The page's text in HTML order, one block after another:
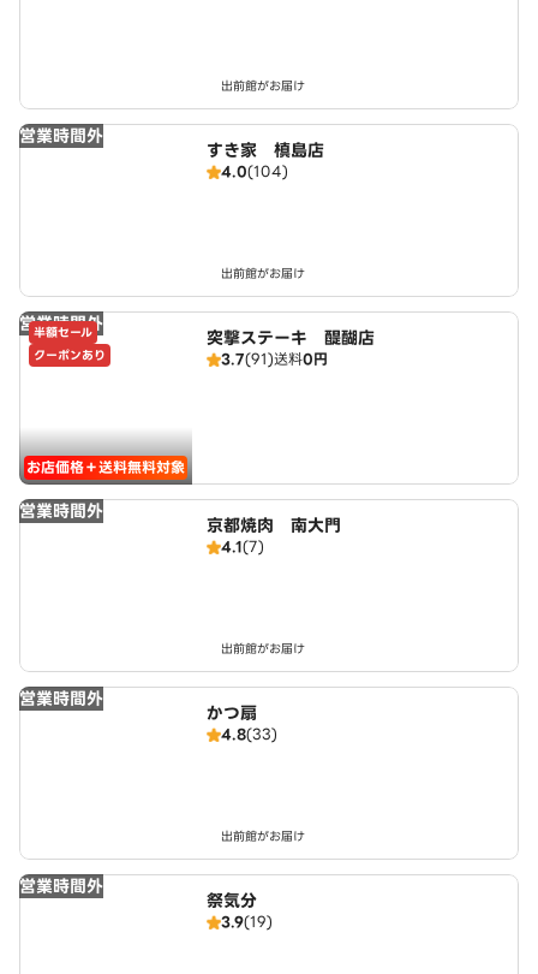
出前館がお届け
営業時間外
すき家 槙島店
4.0(104)
出前館がお届け
営業時間外
半額セール
クーポンあり
お店価格＋送料無料対象
突撃ステーキ 醍醐店
3.7(91)送料0円
営業時間外
京都焼肉 南大門
4.1(7)
出前館がお届け
営業時間外
かつ扇
4.8(33)
出前館がお届け
営業時間外
祭気分
3.9(19)